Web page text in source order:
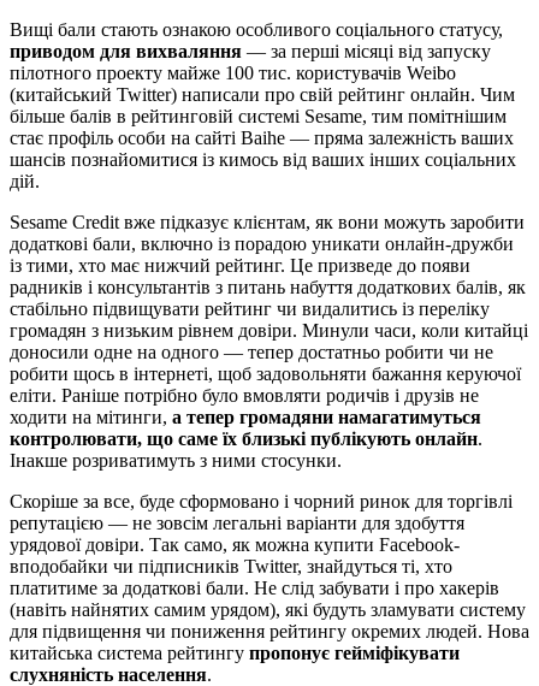
Вищі бали стають ознакою особливого соціального статусу,
приводом для вихваляння — за перші місяці від запуску
пілотного проекту майже 100 тис. користувачів Weibo
(китайський Twitter) написали про свій рейтинг онлайн. Чим
більше балів в рейтинговій системі Sesame, тим помітнішим
стає профіль особи на сайті Baihe — пряма залежність ваших
шансів познайомитися із кимось від ваших інших соціальних
дій.
Sesame Credit вже підказує клієнтам, як вони можуть заробити
додаткові бали, включно із порадою уникати онлайн-дружби
із тими, хто має нижчий рейтинг. Це призведе до появи
радників і консультантів з питань набуття додаткових балів, як
стабільно підвищувати рейтинг чи видалитись із переліку
громадян з низьким рівнем довіри. Минули часи, коли китайці
доносили одне на одного — тепер достатньо робити чи не
робити щось в інтернеті, щоб задовольняти бажання керуючої
еліти. Раніше потрібно було вмовляти родичів і друзів не
ходити на мітинги, а тепер громадяни намагатимуться
контролювати, що саме їх близькі публікують онлайн.
Інакше розриватимуть з ними стосунки.
Скоріше за все, буде сформовано і чорний ринок для торгівлі
репутацією — не зовсім легальні варіанти для здобуття
урядової довіри. Так само, як можна купити Facebook-
вподобайки чи підписників Twitter, знайдуться ті, хто
платитиме за додаткові бали. Не слід забувати і про хакерів
(навіть найнятих самим урядом), які будуть зламувати систему
для підвищення чи пониження рейтингу окремих людей. Нова
китайська система рейтингу пропонує гейміфікувати
слухняність населення.